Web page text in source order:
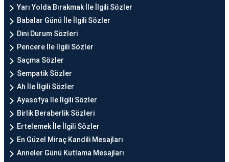
Yarı Yolda Bırakmak İle İlgili Sözler
Babalar Günü İle İlgili Sözler
Dini Durum Sözleri
Pencere İle İlgili Sözler
Saçma Sözler
Sempatik Sözler
Ah İle İlgili Sözler
Ayasofya İle İlgili Sözler
Birlik Beraberlik Sözleri
Ertelemek İle İlgili Sözler
En Güzel Miraç Kandili Mesajları
Anneler Günü Kutlama Mesajları